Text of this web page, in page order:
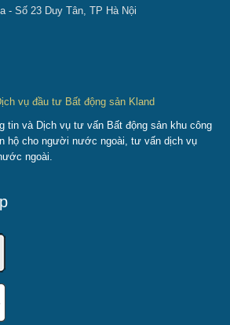
- Số 23 Duy Tân, TP Hà Nội
vụ đầu tư Bất động sản Kland
tin và Dịch vụ tư vấn Bất động sản khu công
hộ cho người nước ngoài, tư vấn dịch vụ
ngoài.